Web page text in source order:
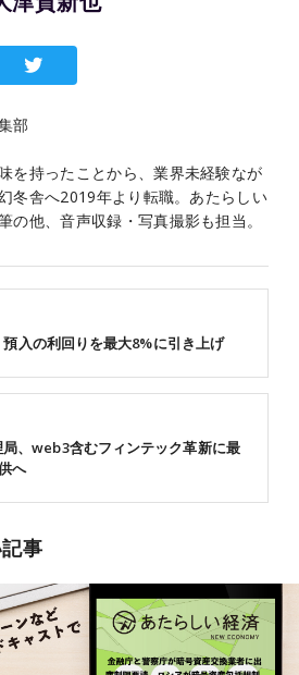
部
を持ったことから、業界未経験なが
冬舎へ2019年より転職。あたらしい
の他、音声収録・写真撮影も担当。
、web3含むフィンテック革新に最
へ
入の利回りを最大8%に引き上げ
事